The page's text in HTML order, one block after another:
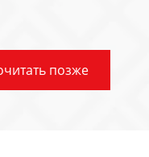
позже